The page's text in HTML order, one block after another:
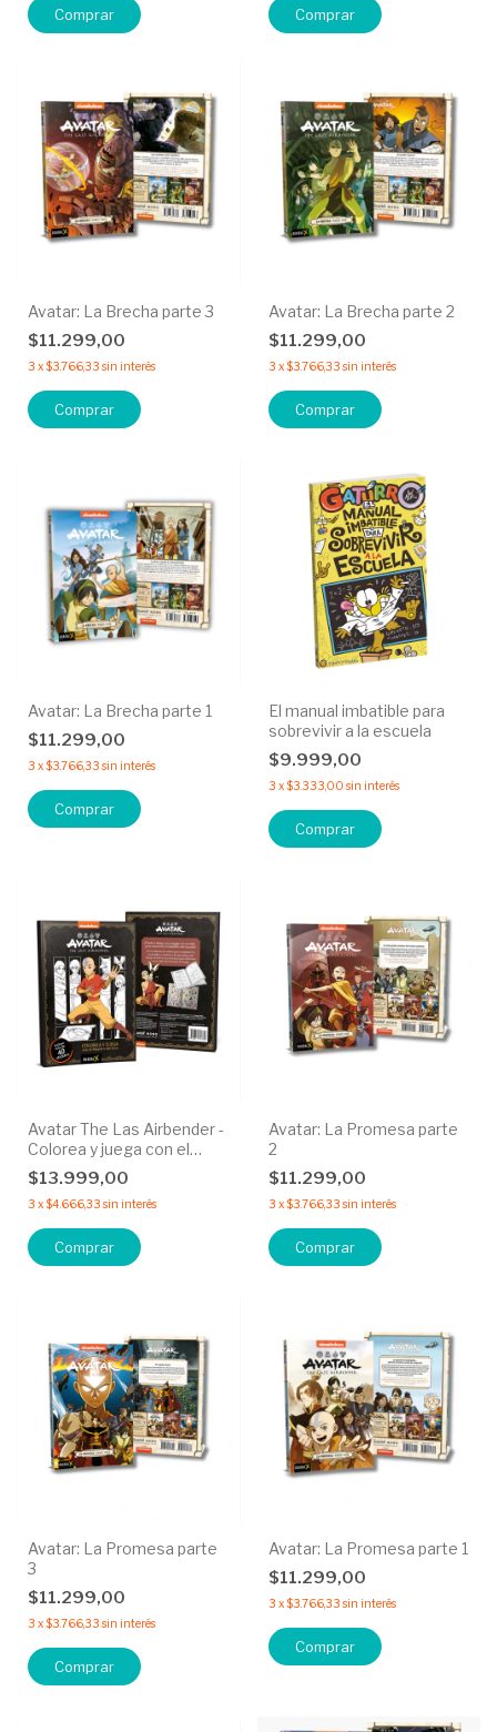
Comprar Comprar
Avatar: La Brecha parte 3
$11.299,00
3 x$3.766,33 sin interés
Avatar: La Brecha parte 2
$11.299,00
3 x$3.766,33 sin interés
Avatar: La Brecha parte 1
$11.299,00
3 x$3.766,33 sin interés
El manual imbatible para
sobrevivir a la escuela
$9.999,00
3 x$3.333,00 sin interés
Avatar The Las Airbender -
Colorea y juega con el
maesto del aire.
$13.999,00
3 x$4.666,33 sin interés
Avatar: La Promesa parte
2
$11.299,00
3 x$3.766,33 sin interés
Avatar: La Promesa parte
3
$11.299,00
3 x$3.766,33 sin interés
Avatar: La Promesa parte 1
$11.299,00
3 x$3.766,33 sin interés